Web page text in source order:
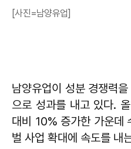
[사진=남양유업]
남양유업이 성분 경쟁력
으로 성과를 내고 있다.
대비 10% 증가한 가운데
벌 사업 확대에 속도를 내